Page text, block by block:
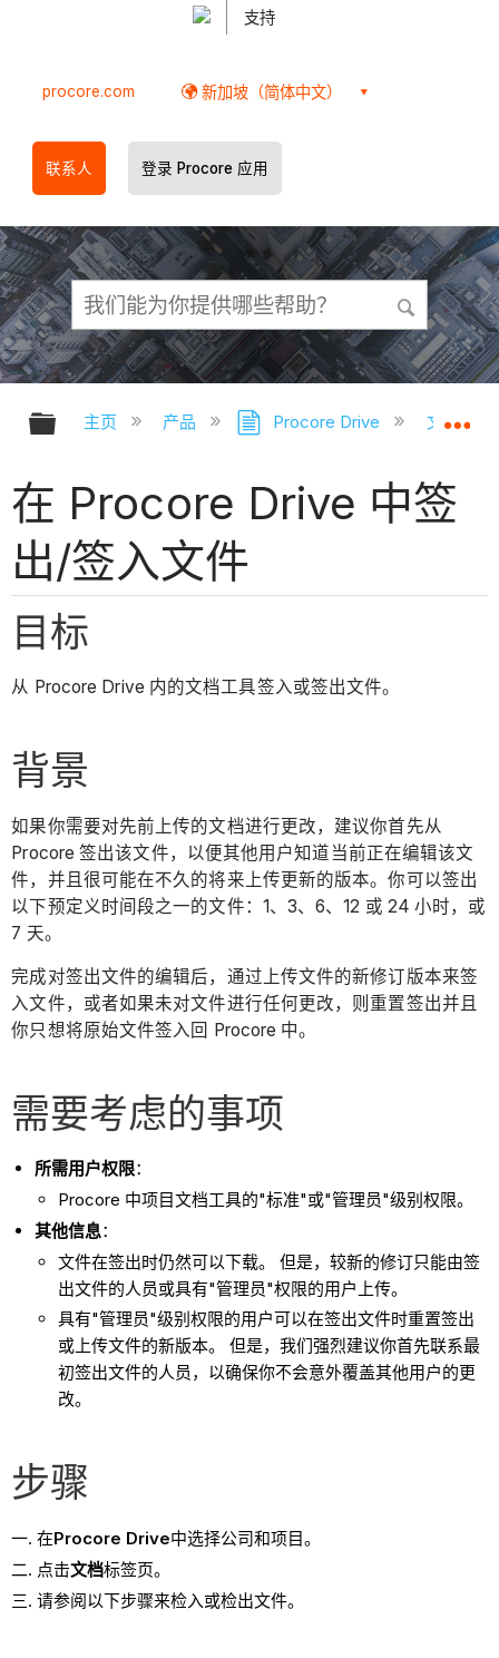
支持
procore.com 新加坡（简体中文）
联系人 登录 Procore 应用
扩展/隐缩全局层次
主页 产品 Procore Drive 文档
在 Procore Drive 中签
出/签入文件
目标
从 Procore Drive 内的文档工具签入或签出文件。
背景
如果你需要对先前上传的文档进行更改，建议你首先从
Procore 签出该文件，以便其他用户知道当前正在编辑该文
件，并且很可能在不久的将来上传更新的版本。你可以签出
以下预定义时间段之一的文件：1、3、6、12 或 24 小时，或
7 天。
完成对签出文件的编辑后，通过上传文件的新修订版本来签
入文件，或者如果未对文件进行任何更改，则重置签出并且
你只想将原始文件签入回 Procore 中。
需要考虑的事项
所需用户权限：
Procore 中项目文档工具的"标准"或"管理员"级别权限。
其他信息：
文件在签出时仍然可以下载。 但是，较新的修订只能由签
出文件的人员或具有"管理员"权限的用户上传。
具有"管理员"级别权限的用户可以在签出文件时重置签出
或上传文件的新版本。 但是，我们强烈建议你首先联系最
初签出文件的人员，以确保你不会意外覆盖其他用户的更
改。
步骤
在Procore Drive中选择公司和项目。
点击文档标签页。
请参阅以下步骤来检入或检出文件。